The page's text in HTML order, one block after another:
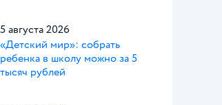
5 августа 2026
«Детский мир»: собрать
ребенка в школу можно за 5
тысяч рублей